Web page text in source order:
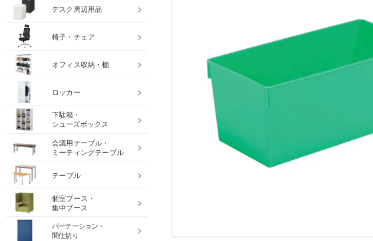
デスク周辺用品
椅子・チェア
オフィス収納・棚
ロッカー
下駄箱・
シューズボックス
会議用テーブル・
ミーティングテーブル
テーブル
個室ブース・
集中ブース
パーテーション・
間仕切り